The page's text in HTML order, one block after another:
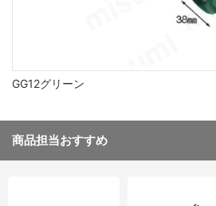
GG12グリーン
商品担当おすすめ